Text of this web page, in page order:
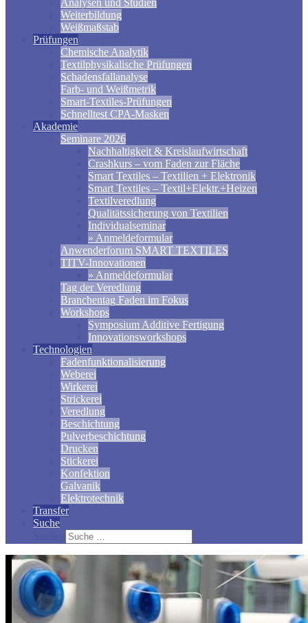
Analysen und Studien
Weiterbildung
Weißmaßstab
Prüfungen
Chemische Analytik
Textilphysikalische Prüfungen
Schadensfallanalyse
Farb- und Weißmetrik
Smart-Textiles-Prüfungen
Schnelltest CPA-Masken
Akademie
Seminare 2026
Nachhaltigkeit & Kreislaufwirtschaft
Crashkurs – vom Faden zur Fläche
Smart Textiles – Textilien + Elektronik
Smart Textiles – Textil+Elektr.+Heizen
Textilveredlung
Qualitätssicherung von Textilien
Individualseminar
» Anmeldeformular
Anwenderforum SMART TEXTILES
TITV-Innovationen
» Anmeldeformular
Tag der Veredlung
Branchentag Faden im Fokus
Workshops
Symposium Additive Fertigung
Innovationsworkshops
Technologien
Fadenfunktionalisierung
Weberei
Wirkerei
Strickerei
Veredlung
Beschichtung
Pulverbeschichtung
Drucken
Stickerei
Konfektion
Galvanik
Elektrotechnik
Transfer
Suche